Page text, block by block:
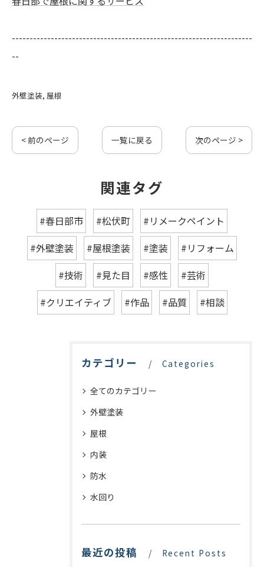
--------------------------------------------------------------------
--
外壁塗装 屋根
< 前のページ 一覧に戻る 次のページ >
関連タグ
#春日部市 #松伏町
#リメークペイント
#外壁塗装
#屋根塗装 #塗装
#リフォーム
#技術
#見た目 #感性
#芸術
#クリエイティブ
#作品 #品質 #相談
カテゴリー Categories
全てのカテゴリー
外壁塗装
屋根
内装
防水
水回り
最近の投稿 Recent Posts